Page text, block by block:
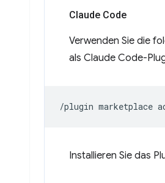
Claude Code
Verwenden Sie die
als Claude Code-
/plugin marketplace
Installieren Sie das